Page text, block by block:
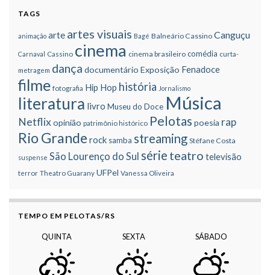
TAGS
animação arte artes visuais Bagé Balneário Cassino Canguçu
Carnaval Cassino cinema cinema brasileiro comédia curta-
metragem dança documentário Exposição Fenadoce
filme fotografia Hip Hop história Jornalismo
literatura livro Museu do Doce Música
Netflixopinião patrimônio histórico Pelotas poesia rap
Rio Grande rock samba streaming Stéfane Costa
suspense São Lourenço do Sul série teatro televisão
terror Theatro Guarany UFPel Vanessa Oliveira
TEMPO EM PELOTAS/RS
QUINTA SEXTA SÁBADO